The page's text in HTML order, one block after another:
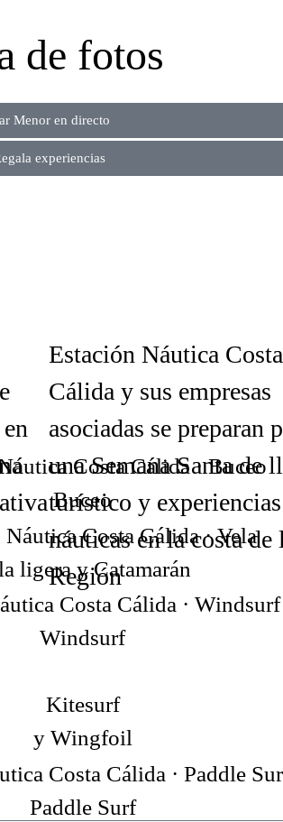
Menor en directo
experiencias
Buceo
ligera y Catamarán
Windsurf
Kitesurf
y Wingfoil
Paddle Surf
de fotos
Estación Náutica Costa
Cálida y sus empresas
asociadas se preparan
una Semana Santa de
turístico y experiencias
náuticas en la costa de
Región